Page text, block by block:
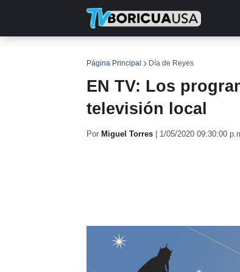
Página Principal Día de Reyes
EN TV: Los
televisión local
Por Miguel Torres 1/05/2020 09:30:00